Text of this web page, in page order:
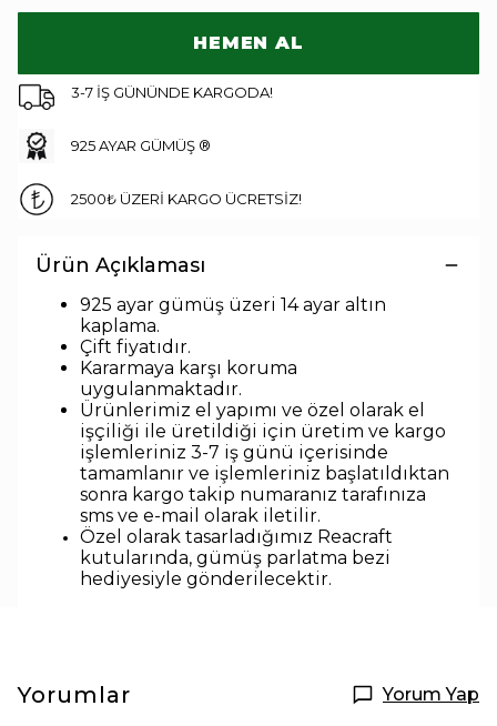
HEMEN AL
3-7 İŞ GÜNÜNDE KARGODA!
925 AYAR GÜMÜŞ ®
2500₺ ÜZERİ KARGO ÜCRETSİZ!
Ürün Açıklaması
925 ayar gümüş üzeri 14 ayar altın
kaplama.
Çift fiyatıdır.
Kararmaya karşı koruma
uygulanmaktadır.
Ürünlerimiz el yapımı ve özel olarak el
işçiliği ile üretildiği için üretim ve kargo
işlemleriniz 3-7 iş günü içerisinde
tamamlanır ve işlemleriniz başlatıldıktan
sonra kargo takip numaranız tarafınıza
sms ve e-mail olarak iletilir.
Özel olarak tasarladığımız Reacraft
kutularında, gümüş parlatma bezi
hediyesiyle gönderilecektir.
Yorumlar Yorum Yap